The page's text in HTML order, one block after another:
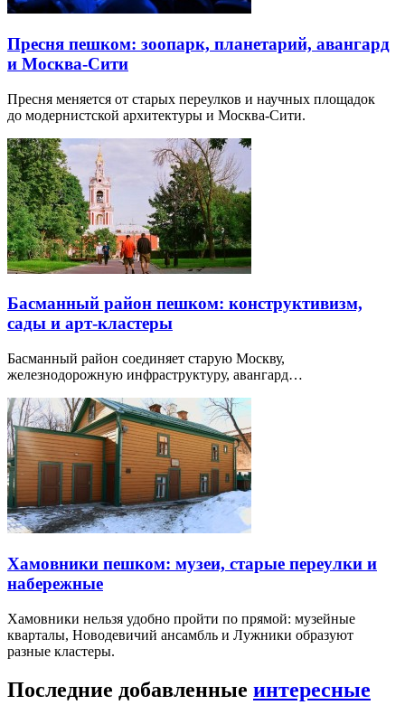
Пресня пешком: зоопарк, планетарий, авангард
и Москва-Сити
Пресня меняется от старых переулков и научных площадок
до модернистской архитектуры и Москва-Сити.
Басманный район пешком: конструктивизм,
сады и арт-кластеры
Басманный район соединяет старую Москву,
железнодорожную инфраструктуру, авангард…
Хамовники пешком: музеи, старые переулки и
набережные
Хамовники нельзя удобно пройти по прямой: музейные
кварталы, Новодевичий ансамбль и Лужники образуют
разные кластеры.
Последние добавленные интересные